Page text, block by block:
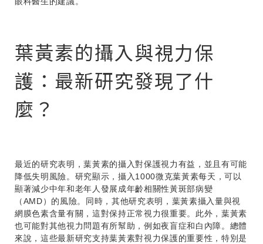
葉黃素的攝入與視力保
護：最新研究發現了什
麼？
最近的研究表明，葉黃素的攝入對保護視力有益，並且有可能
降低失明風險。研究顯示，攝入1000微克葉黃素每天，可以
顯著減少中年和老年人發展成年齡相關性黃斑部病變
（AMD）的風險。同時，其他研究表明，葉黃素攝入量與視
網膜色素含量有關，這對保持正常視力很重要。此外，葉黃素
也可能對其他視力問題有所幫助，例如夜盲症和白內障。總體
來說，這些最新研究支持葉黃素對視力保護的重要性，特別是